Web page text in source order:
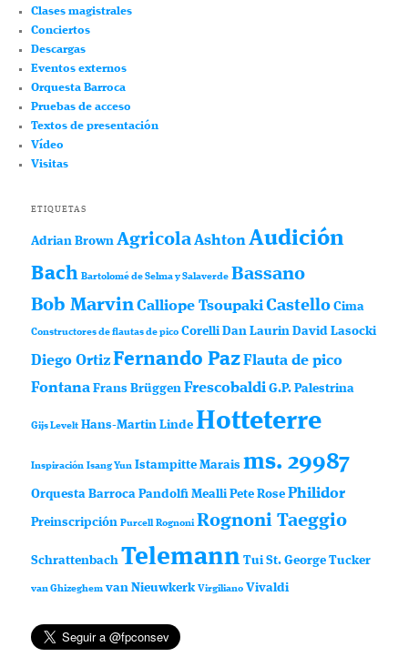
Clases magistrales
Conciertos
Descargas
Eventos externos
Orquesta Barroca
Pruebas de acceso
Textos de presentación
Vídeo
Visitas
ETIQUETAS
Adrian Brown AgricolaAshtonAudición
Bach Bartolomé de Selma y Salaverde Bassano
Bob MarvinCalliope TsoupakiCastello Cima
Constructores de flautas de pico Corelli Dan Laurin David Lasocki
Diego OrtizFernando PazFlauta de pico
Fontana Frans Brüggen Frescobaldi G.P. Palestrina
Gijs Levelt Hans-Martin Linde Hotteterre
Inspiración Isang Yun Istampitte Marais ms. 29987
Orquesta Barroca Pandolfi Mealli Pete Rose Philidor
Preinscripción Purcell Rognoni Rognoni Taeggio
Schrattenbach Telemann Tui St. George Tucker
van Ghizeghem van Nieuwkerk Virgiliano Vivaldi